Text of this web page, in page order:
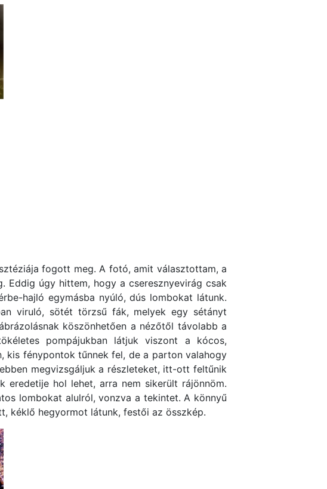
fogott meg. A fotó, amit választottam, a
Eddig úgy hittem, hogy a cseresznyevirág csak
hajló egymásba nyúló, dús lombokat látunk.
viruló, sötét törzsű fák, melyek egy sétányt
köszönhetően a nézőtől távolabb a
pompájukban látjuk viszont a kócos,
kis fénypontok tűnnek fel, de a parton valahogy
megvizsgáljuk a részleteket, itt-ott feltűnik
hol lehet, arra nem sikerült rájönnöm.
lombokat alulról, vonzva a tekintet. A könnyű
kéklő hegyormot látunk, festői az összkép.